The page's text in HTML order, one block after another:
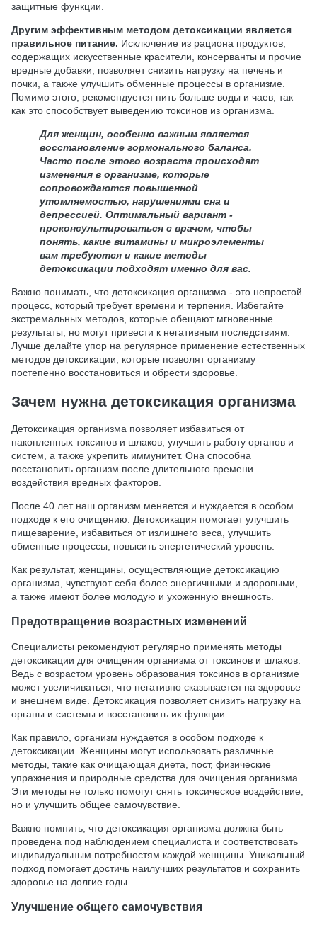
защитные функции.
Другим эффективным методом детоксикации является
правильное питание. Исключение из рациона продуктов,
содержащих искусственные красители, консерванты и прочие
вредные добавки, позволяет снизить нагрузку на печень и
почки, а также улучшить обменные процессы в организме.
Помимо этого, рекомендуется пить больше воды и чаев, так
как это способствует выведению токсинов из организма.
Для женщин, особенно важным является
восстановление гормонального баланса.
Часто после этого возраста происходят
изменения в организме, которые
сопровождаются повышенной
утомляемостью, нарушениями сна и
депрессией. Оптимальный вариант -
проконсультироваться с врачом, чтобы
понять, какие витамины и микроэлементы
вам требуются и какие методы
детоксикации подходят именно для вас.
Важно понимать, что детоксикация организма - это непростой
процесс, который требует времени и терпения. Избегайте
экстремальных методов, которые обещают мгновенные
результаты, но могут привести к негативным последствиям.
Лучше делайте упор на регулярное применение естественных
методов детоксикации, которые позволят организму
постепенно восстановиться и обрести здоровье.
Зачем нужна детоксикация организма
Детоксикация организма позволяет избавиться от
накопленных токсинов и шлаков, улучшить работу органов и
систем, а также укрепить иммунитет. Она способна
восстановить организм после длительного времени
воздействия вредных факторов.
После 40 лет наш организм меняется и нуждается в особом
подходе к его очищению. Детоксикация помогает улучшить
пищеварение, избавиться от излишнего веса, улучшить
обменные процессы, повысить энергетический уровень.
Как результат, женщины, осуществляющие детоксикацию
организма, чувствуют себя более энергичными и здоровыми,
а также имеют более молодую и ухоженную внешность.
Предотвращение возрастных изменений
Специалисты рекомендуют регулярно применять методы
детоксикации для очищения организма от токсинов и шлаков.
Ведь с возрастом уровень образования токсинов в организме
может увеличиваться, что негативно сказывается на здоровье
и внешнем виде. Детоксикация позволяет снизить нагрузку на
органы и системы и восстановить их функции.
Как правило, организм нуждается в особом подходе к
детоксикации. Женщины могут использовать различные
методы, такие как очищающая диета, пост, физические
упражнения и природные средства для очищения организма.
Эти методы не только помогут снять токсическое воздействие,
но и улучшить общее самочувствие.
Важно помнить, что детоксикация организма должна быть
проведена под наблюдением специалиста и соответствовать
индивидуальным потребностям каждой женщины. Уникальный
подход помогает достичь наилучших результатов и сохранить
здоровье на долгие годы.
Улучшение общего самочувствия